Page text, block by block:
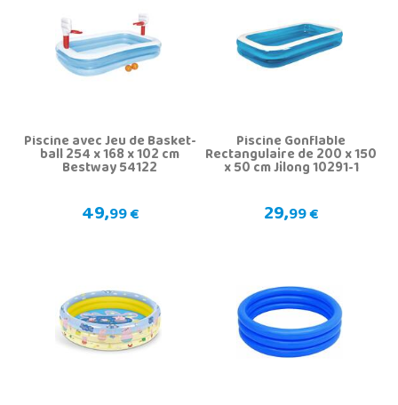
Piscine avec Jeu de Basket-
ball 254 x 168 x 102 cm
Bestway 54122
49,99 €
Piscine Gonflable
Rectangulaire de 200 x 150
x 50 cm Jilong 10291-1
29,99 €